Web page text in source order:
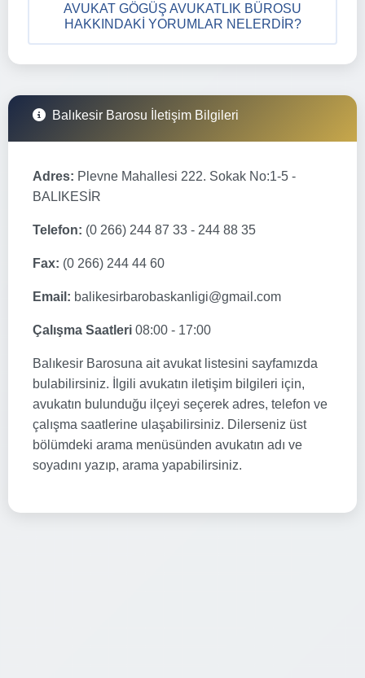
AVUKAT GÖGÜŞ AVUKATLIK BÜROSU
HAKKINDAKI YORUMLAR NELERDIR?
Balıkesir Barosu İletişim Bilgileri
Adres: Plevne Mahallesi 222. Sokak No:1-5 -
BALIKESİR
Telefon: (0 266) 244 87 33 - 244 88 35
Fax: (0 266) 244 44 60
Email: balikesirbarobaskanligi@gmail.com
Çalışma Saatleri 08:00 - 17:00
Balıkesir Barosuna ait avukat listesini sayfamızda
bulabilirsiniz. İlgili avukatın iletişim bilgileri için,
avukatın bulunduğu ilçeyi seçerek adres, telefon ve
çalışma saatlerine ulaşabilirsiniz. Dilerseniz üst
bölümdeki arama menüsünden avukatın adı ve
soyadını yazıp, arama yapabilirsiniz.